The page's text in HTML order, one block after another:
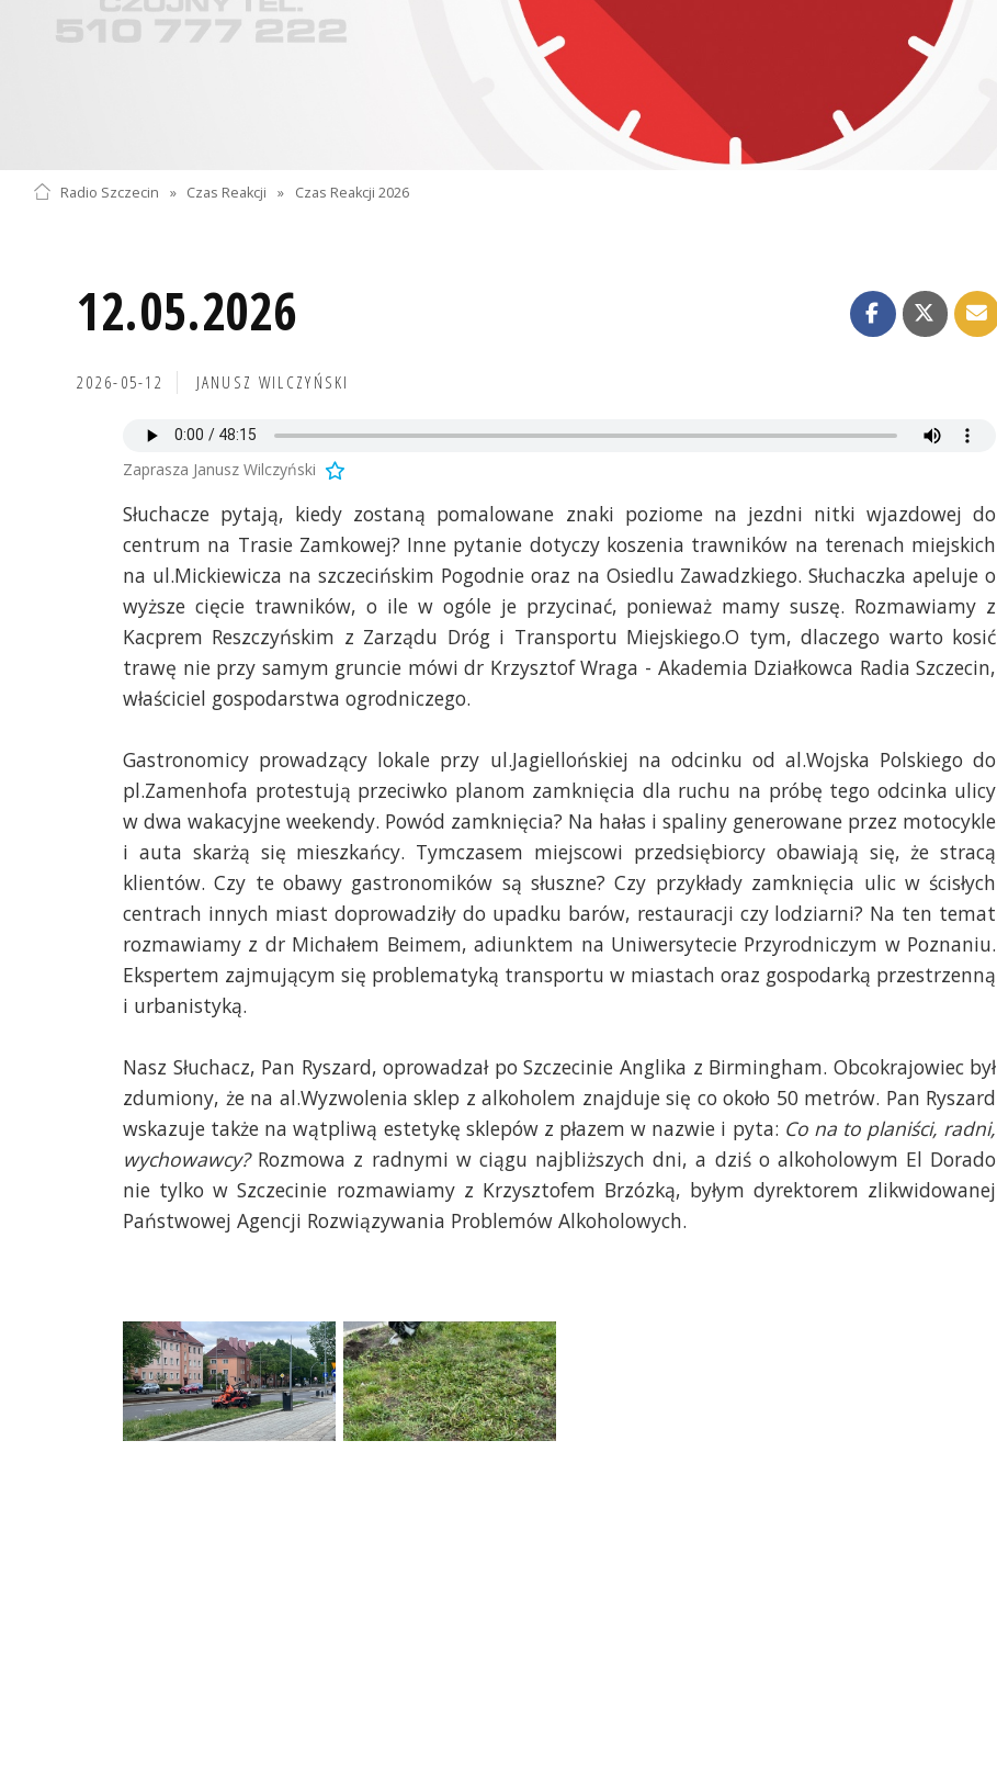
Radio Szczecin » Czas Reakcji » Czas Reakcji 2026
12.05.2026
2026-05-12 JANUSZ WILCZYŃSKI
Zaprasza Janusz Wilczyński
Słuchacze pytają, kiedy zostaną pomalowane znaki poziome na jezdni nitki wjazdowej do
centrum na Trasie Zamkowej? Inne pytanie dotyczy koszenia trawników na terenach miejskich
na ul.Mickiewicza na szczecińskim Pogodnie oraz na Osiedlu Zawadzkiego. Słuchaczka apeluje o
wyższe cięcie trawników, o ile w ogóle je przycinać, ponieważ mamy suszę. Rozmawiamy z
Kacprem Reszczyńskim z Zarządu Dróg i Transportu Miejskiego.O tym, dlaczego warto kosić
trawę nie przy samym gruncie mówi dr Krzysztof Wraga - Akademia Działkowca Radia Szczecin,
właściciel gospodarstwa ogrodniczego.
Gastronomicy prowadzący lokale przy ul.Jagiellońskiej na odcinku od al.Wojska Polskiego do
pl.Zamenhofa protestują przeciwko planom zamknięcia dla ruchu na próbę tego odcinka ulicy
w dwa wakacyjne weekendy. Powód zamknięcia? Na hałas i spaliny generowane przez motocykle
i auta skarżą się mieszkańcy. Tymczasem miejscowi przedsiębiorcy obawiają się, że stracą
klientów. Czy te obawy gastronomików są słuszne? Czy przykłady zamknięcia ulic w ścisłych
centrach innych miast doprowadziły do upadku barów, restauracji czy lodziarni? Na ten temat
rozmawiamy z dr Michałem Beimem, adiunktem na Uniwersytecie Przyrodniczym w Poznaniu.
Ekspertem zajmującym się problematyką transportu w miastach oraz gospodarką przestrzenną
i urbanistyką.
Nasz Słuchacz, Pan Ryszard, oprowadzał po Szczecinie Anglika z Birmingham. Obcokrajowiec był
zdumiony, że na al.Wyzwolenia sklep z alkoholem znajduje się co około 50 metrów. Pan Ryszard
wskazuje także na wątpliwą estetykę sklepów z płazem w nazwie i pyta: Co na to planiści, radni,
wychowawcy?Rozmowa z radnymi w ciągu najbliższych dni, a dziś o alkoholowym El Dorado
nie tylko w Szczecinie rozmawiamy z Krzysztofem Brzózką, byłym dyrektorem zlikwidowanej
Państwowej Agencji Rozwiązywania Problemów Alkoholowych.